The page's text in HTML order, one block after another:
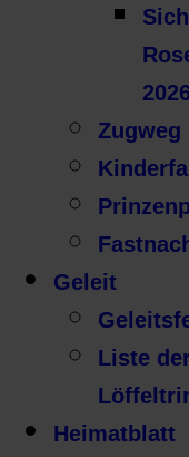
Zugweg
Geleit
Liste
Heimatblatt